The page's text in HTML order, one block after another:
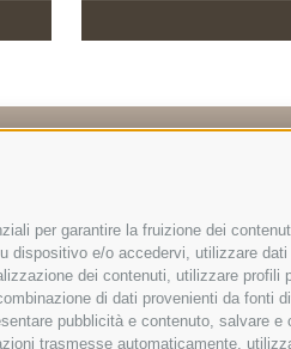
per garantire la fruizione dei
e/o accedervi, utilizzare
dei contenuti, utilizzare
di dati provenienti da fonti
pubblicità e contenuto, salvare
trasmesse automaticamente,
zu Asch 10 | I-39031
| Fax +39 0474 550839